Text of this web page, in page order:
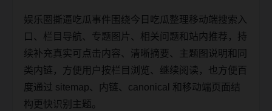
娱乐圈撕逼吃瓜事件围绕今日吃瓜整理移动端搜索入
口、栏目导航、专题图片、相关问题和站内推荐，持
续补充真实可点击内容、清晰摘要、主题图说明和同
类内链，方便用户按栏目浏览、继续阅读，也方便百
度通过 sitemap、内链、canonical 和移动端页面结
构更快识别主题。